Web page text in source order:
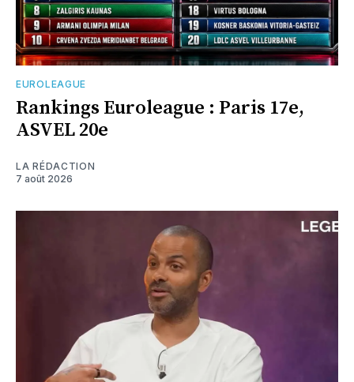
EUROLEAGUE
Rankings Euroleague : Paris 17e,
ASVEL 20e
LA RÉDACTION
7 août 2026